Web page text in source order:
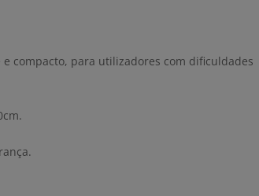
e compacto, para utilizadores com dificuldades